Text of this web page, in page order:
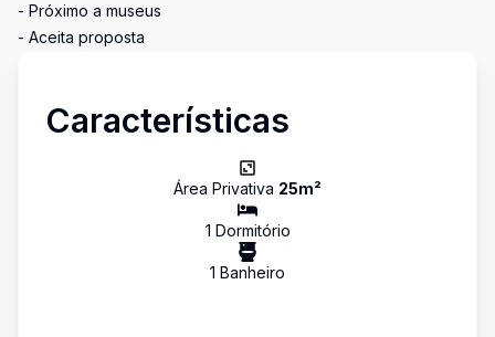
- Próximo a museus
- Aceita proposta
Características
Área Privativa 25m²
1 Dormitório
1 Banheiro